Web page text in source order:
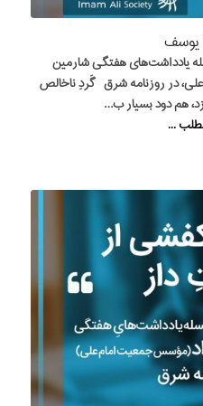
یوسف
یادداشت‌های هفتگی شارمین
در روزنامه شرق گَردِ ناخالص
هم دود بسیار ب…
...